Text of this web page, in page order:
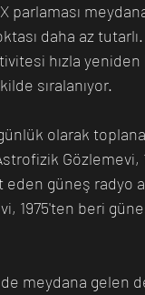
parlaması
daha az
hızla
sıralanıyor.
olarak
güneş radyo
1975'ten beri
meydana gelen